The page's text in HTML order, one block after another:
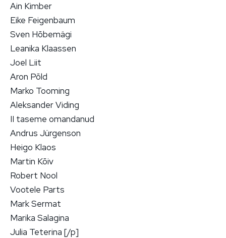
Ain Kimber
Eike Feigenbaum
Sven Hõbemägi
Leanika Klaassen
Joel Liit
Aron Põld
Marko Tooming
Aleksander Viding
II taseme omandanud
Andrus Jürgenson
Heigo Klaos
Martin Kõiv
Robert Nool
Vootele Parts
Mark Sermat
Marika Salagina
Julia Teterina [/p]